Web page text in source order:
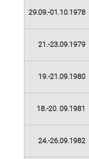
29.09.-01.10.1978
21.-23.09.1979
19.-21.09.1980
18.-20. 09.1981
24.-26.09.1982